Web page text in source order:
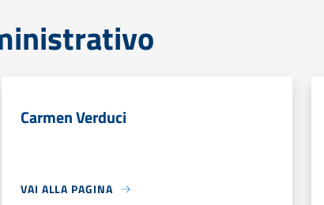
Carmen Verduci
VAI ALLA PAGINA